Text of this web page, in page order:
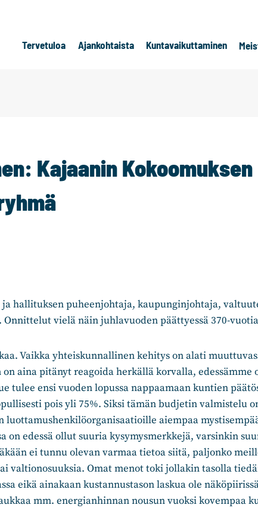
Tervetuloa Ajankohtaista Kuntavaikuttaminen
Kajaanin Kokoomuksen
ja hallituksen puheenjohtaja, kaupunginjohtaja,
Onnittelut vielä näin juhlavuoden päättyessä 370-
Vaikka yhteiskunnallinen kehitys on alati
aina pitänyt reagoida herkällä korvalla, edessämme
tulee ensi vuoden lopussa nappaamaan kuntien
pois yli 75%. Siksi tämän budjetin valmistelu
aiempaa
on edessä ollut suuria kysymysmerkkejä, varsinkin
ei tunnu olevan varmaa tietoa siitä, paljonko
valtionosuuksia. Omat menot toki jollakin tasolla
eikä ainakaan kustannustason laskua ole
mm. energianhinnan nousun vuoksi kovempaa